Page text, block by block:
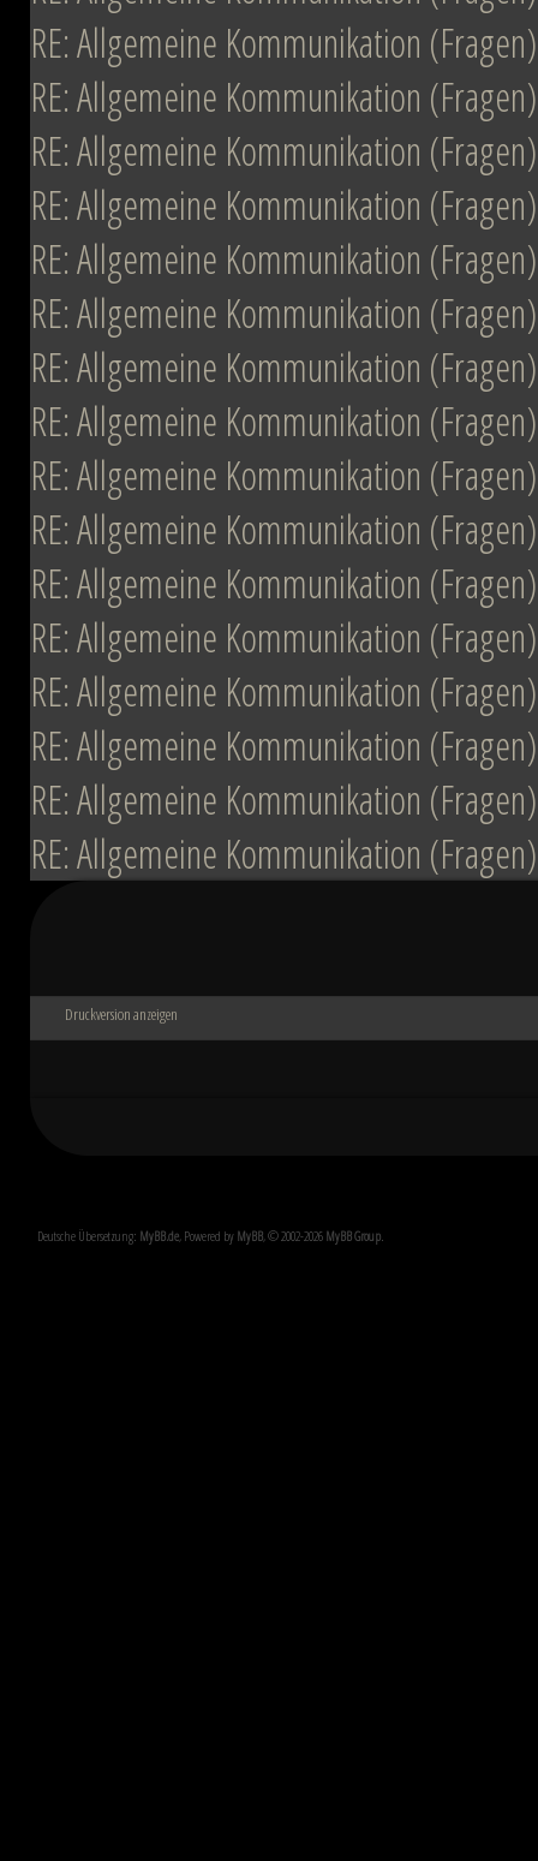
RE: Allgemeine Kommunikation (Fragen)
RE: Allgemeine Kommunikation (Fragen)
RE: Allgemeine Kommunikation (Fragen)
RE: Allgemeine Kommunikation (Fragen)
RE: Allgemeine Kommunikation (Fragen)
RE: Allgemeine Kommunikation (Fragen)
RE: Allgemeine Kommunikation (Fragen)
RE: Allgemeine Kommunikation (Fragen)
RE: Allgemeine Kommunikation (Fragen)
RE: Allgemeine Kommunikation (Fragen)
RE: Allgemeine Kommunikation (Fragen)
RE: Allgemeine Kommunikation (Fragen)
RE: Allgemeine Kommunikation (Fragen)
RE: Allgemeine Kommunikation (Fragen)
RE: Allgemeine Kommunikation (Fragen)
RE: Allgemeine Kommunikation (Fragen)
Druckversion anzeigen
Deutsche Übersetzung: MyBB.de, Powered by MyBB, © 2002-2026 MyBB Group.